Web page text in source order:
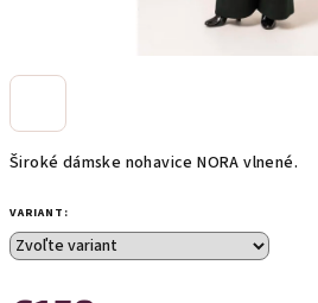
Široké dámske nohavice NORA vlnené.
VARIANT: